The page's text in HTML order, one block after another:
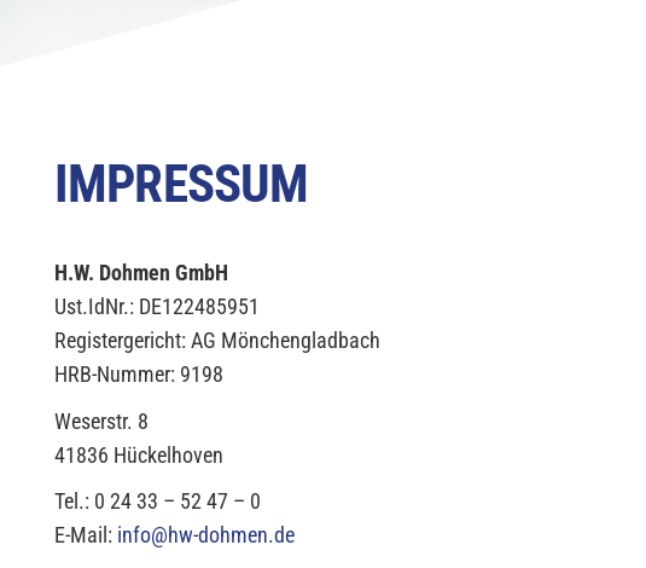
IMPRESSUM
H.W. Dohmen GmbH
Ust.IdNr.: DE122485951
Registergericht: AG Mönchengladbach
HRB-Nummer: 9198
Weserstr. 8
41836 Hückelhoven
Tel.: 0 24 33 – 52 47 – 0
E-Mail: info@hw-dohmen.de